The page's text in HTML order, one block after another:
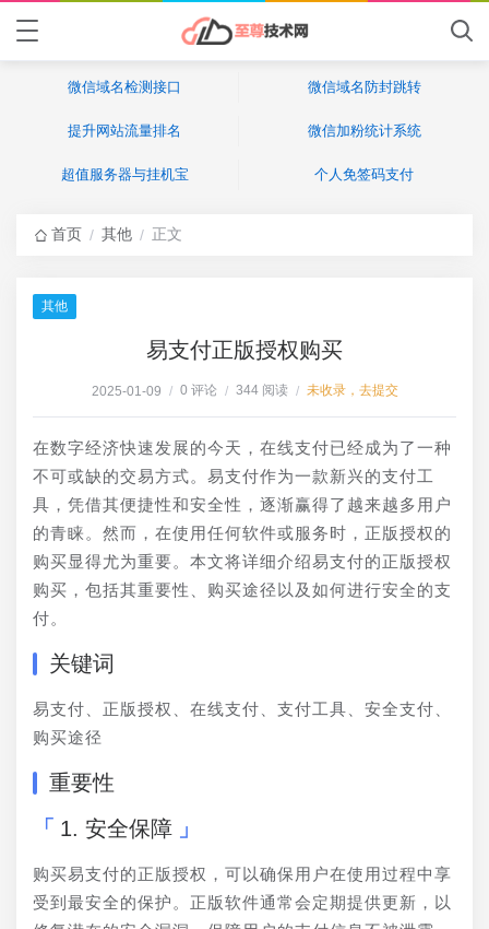
微信域名检测接口 微信域名防封跳转
提升网站流量排名 微信加粉统计系统
超值服务器与挂机宝 个人免签码支付
首页 / 其他 / 正文
其他
易支付正版授权购买
2025-01-09 / 0 评论 / 344 阅读 / 未收录，去提交
在数字经济快速发展的今天，在线支付已经成为了一种
不可或缺的交易方式。易支付作为一款新兴的支付工
具，凭借其便捷性和安全性，逐渐赢得了越来越多用户
的青睐。然而，在使用任何软件或服务时，正版授权的
购买显得尤为重要。本文将详细介绍易支付的正版授权
购买，包括其重要性、购买途径以及如何进行安全的支
付。
关键词
易支付、正版授权、在线支付、支付工具、安全支付、
购买途径
重要性
1. 安全保障
购买易支付的正版授权，可以确保用户在使用过程中享
受到最安全的保护。正版软件通常会定期提供更新，以